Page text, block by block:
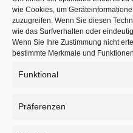
wie Cookies, um
zuzugreifen. Wenn Sie diesen
wie das Surfverhalten oder
Wenn Sie Ihre Zustimmung nicht
bestimmte Merkmale und
Funktional
Präferenzen